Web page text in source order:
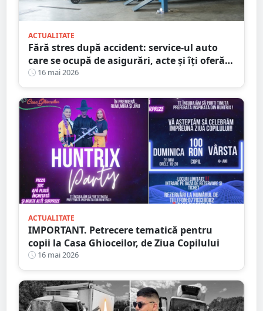
ACTUALITATE
Fără stres după accident: service-ul auto
care se ocupă de asigurări, acte și îți oferă
mașină la schimb
16 mai 2026
ACTUALITATE
IMPORTANT. Petrecere tematică pentru
copii la Casa Ghioceilor, de Ziua Copilului
16 mai 2026